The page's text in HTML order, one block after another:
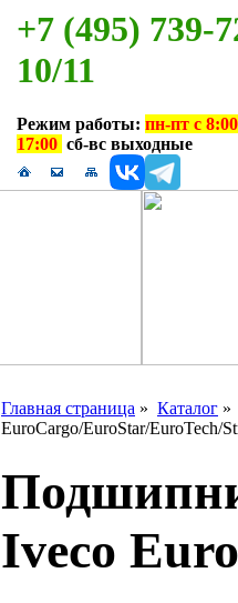
+7 (495) 739-
10/11
Режим работы: пн-пт с
17:00 сб-вс выходные
Главная страница » Каталог
EuroCargo/EuroStar/EuroTech/
Iveco